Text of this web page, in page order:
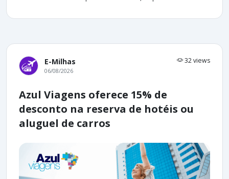
E-Milhas 32 views
06/08/2026
Azul Viagens oferece 15% de
desconto na reserva de hotéis ou
aluguel de carros